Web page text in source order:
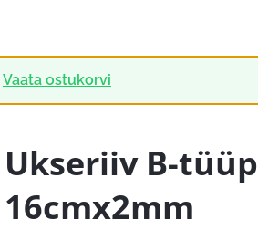
Vaata ostukorvi
Ukseriiv B-tüüp
16cmx2mm